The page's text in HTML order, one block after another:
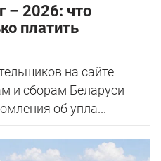
– 2026: что
платить
на сайте
и сборам Беларуси
об упла...